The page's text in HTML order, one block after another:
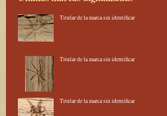
Titular de la marca sin identificar
Titular de la marca sin identificar
Titular de la marca sin identificar